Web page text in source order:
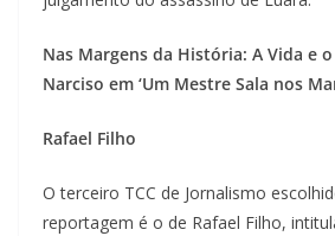
Nas Margens da História: A Vida e
Narciso em ‘Um Mestre Sala nos
Rafael Filho
O terceiro TCC de Jornalismo
reportagem é o de Rafael Filho,